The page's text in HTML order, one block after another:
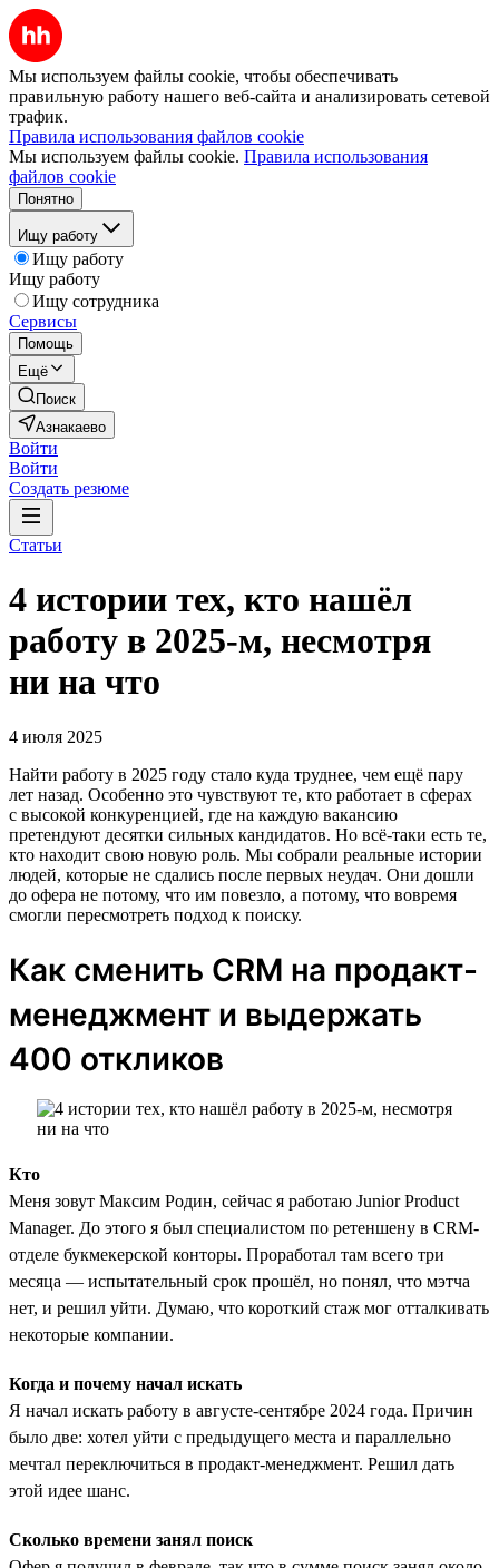
Мы используем файлы cookie, чтобы обеспечивать
правильную работу нашего веб-сайта и анализировать сетевой
трафик.
Правила использования файлов cookie
Мы используем файлы cookie. Правила использования
файлов cookie
Понятно
Ищу работу
Ищу работу
Ищу работу
Ищу сотрудника
Сервисы
Помощь
Ещё
Поиск
Азнакаево
Войти
Войти
Создать резюме
Статьи
4 истории тех, кто нашёл
работу в 2025-м, несмотря
ни на что
4 июля 2025
Найти работу в 2025 году стало куда труднее, чем ещё пару
лет назад. Особенно это чувствуют те, кто работает в сферах
с высокой конкуренцией, где на каждую вакансию
претендуют десятки сильных кандидатов. Но всё-таки есть те,
кто находит свою новую роль. Мы собрали реальные истории
людей, которые не сдались после первых неудач. Они дошли
до офера не потому, что им повезло, а потому, что вовремя
смогли пересмотреть подход к поиску.
Как сменить CRM на продакт-
менеджмент и выдержать
400 откликов
Кто
Меня зовут Максим Родин, сейчас я работаю Junior Product
Manager. До этого я был специалистом по ретеншену в CRM-
отделе букмекерской конторы. Проработал там всего три
месяца — испытательный срок прошёл, но понял, что мэтча
нет, и решил уйти. Думаю, что короткий стаж мог отталкивать
некоторые компании.
Когда и почему начал искать
Я начал искать работу в августе-сентябре 2024 года. Причин
было две: хотел уйти с предыдущего места и параллельно
мечтал переключиться в продакт-менеджмент. Решил дать
этой идее шанс.
Сколько времени занял поиск